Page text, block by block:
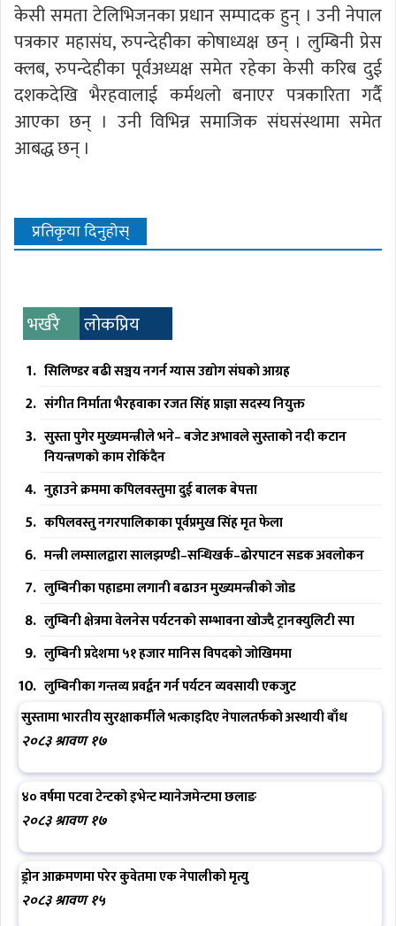
केसी समता टेलिभिजनका प्रधान सम्पादक हुन् । उनी नेपाल
पत्रकार महासंघ, रुपन्देहीका कोषाध्यक्ष छन् । लुम्बिनी प्रेस
क्लब, रुपन्देहीका पूर्वअध्यक्ष समेत रहेका केसी करिब दुई
दशकदेखि भैरहवालाई कर्मथलो बनाएर पत्रकारिता गर्दै
आएका छन् । उनी विभिन्न समाजिक संघसंस्थामा समेत
आबद्ध छन् ।
प्रतिकृया दिनुहोस्
भर्खरै लोकप्रिय
सिलिण्डर बढी सञ्चय नगर्न ग्यास उद्योग संघको आग्रह
संगीत निर्माता भैरहवाका रजत सिंह प्राज्ञा सदस्य नियुक्त
सुस्ता पुगेर मुख्यमन्त्रीले भने– बजेट अभावले सुस्ताको नदी कटान
नियन्त्रणको काम रोकिँदैन
नुहाउने क्रममा कपिलवस्तुमा दुई बालक बेपत्ता
कपिलवस्तु नगरपालिकाका पूर्वप्रमुख सिंह मृत फेला
मन्त्री लम्सालद्वारा सालझण्डी–सन्धिखर्क–ढोरपाटन सडक अवलोकन
लुम्बिनीका पहाडमा लगानी बढाउन मुख्यमन्त्रीको जोड
लुम्बिनी क्षेत्रमा वेलनेस पर्यटनको सम्भावना खोज्दै ट्रानक्युलिटी स्पा
लुम्बिनी प्रदेशमा ५१ हजार मानिस विपदको जोखिममा
लुम्बिनीका गन्तव्य प्रवर्द्वन गर्न पर्यटन व्यवसायी एकजुट
सुस्तामा भारतीय सुरक्षाकर्मीले भत्काइदिए नेपालतर्फको अस्थायी बाँध
२०८३ श्रावण १७
४० वर्षमा पटवा टेन्टको इभेन्ट म्यानेजमेन्टमा छलाङ
२०८३ श्रावण १७
ड्रोन आक्रमणमा परेर कुवेतमा एक नेपालीको मृत्यु
२०८३ श्रावण १५